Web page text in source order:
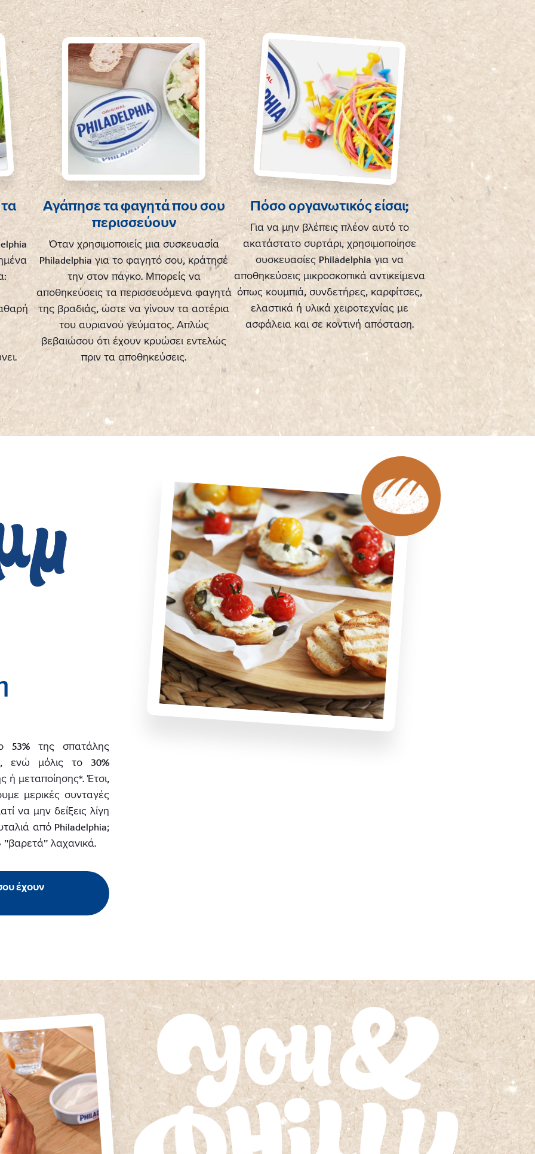
Αγάπησε τα φαγητά που σου
περισσεύουν
Όταν χρησιμοποιείς μια συσκευασία
Philadelphia για το φαγητό σου, κράτησέ
την στον πάγκο. Μπορείς να
αποθηκεύσεις τα περισσευόμενα φαγητά
της βραδιάς, ώστε να γίνουν τα αστέρια
του αυριανού γεύματος. Απλώς
βεβαιώσου ότι έχουν κρυώσει εντελώς
πριν τα αποθηκεύσεις.
Πόσο οργανωτικός είσαι;
Για να μην βλέπεις πλέον αυτό το
ακατάστατο συρτάρι, χρησιμοποίησε
συσκευασίες Philadelphia για να
αποθηκεύσεις μικροσκοπικά αντικείμενα
όπως κουμπιά, συνδετήρες, καρφίτσες,
ελαστικά ή υλικά χειροτεχνίας με
ασφάλεια και σε κοντινή απόσταση.
53% της σπατάλης
ενώ μόλις το 30%
ή μεταποίησης*. Έτσι,
μερικές συνταγές
να μην δείξεις λίγη
από Philadelphia;
λαχανικά.
έχουν